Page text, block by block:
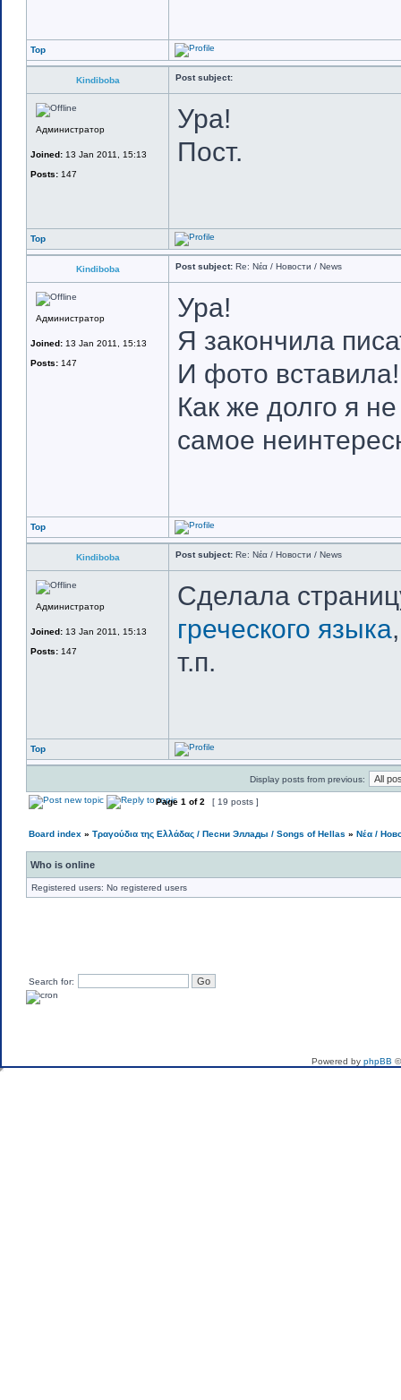
Top
Kindiboba Post subject:
Администратор
Joined: 13 Jan 2011, 15:13
Posts: 147
Ура!
Пост.
Top
Kindiboba Post subject: Re: Νέα / Новости / News
Администратор
Joined: 13 Jan 2011, 15:13
Posts: 147
Ура!
Я закончила
И фото вставила!
Как же долго я
самое
Top
Kindiboba Post subject: Re: Νέα / Новости / News
Администратор
Joined: 13 Jan 2011, 15:13
Posts: 147
Сделала
греческого языка
т.п.
Top
Display posts from previous:
Page 1 of2 [ 19 posts ]
Board index » Τραγούδια της Ελλάδας / Песни Эллады / Songs of Hellas » Νέα /
Who is online
Registered users: No registered users
Search for:
Powered by phpBB